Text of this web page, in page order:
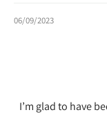
06/09/2023
I’m glad to have